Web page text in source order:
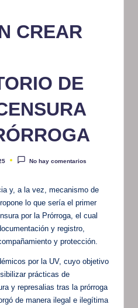
CREAR
DE
No hay comentarios
y, a la vez, mecanismo de
lo que sería el primer
por la Prórroga, el cual
y registro,
y protección.
por la UV, cuyo objetivo
prácticas de
y represalias tras la prórroga
de manera ilegal e ilegítima